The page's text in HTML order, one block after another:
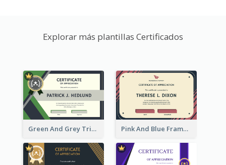
Explorar más plantillas Certificados
Green And Grey Triangles With Badge Certificate Pink And Blue Frame Company Certificate